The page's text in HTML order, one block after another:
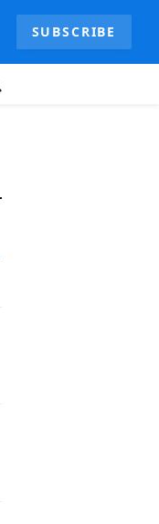
SUBSCRIBE